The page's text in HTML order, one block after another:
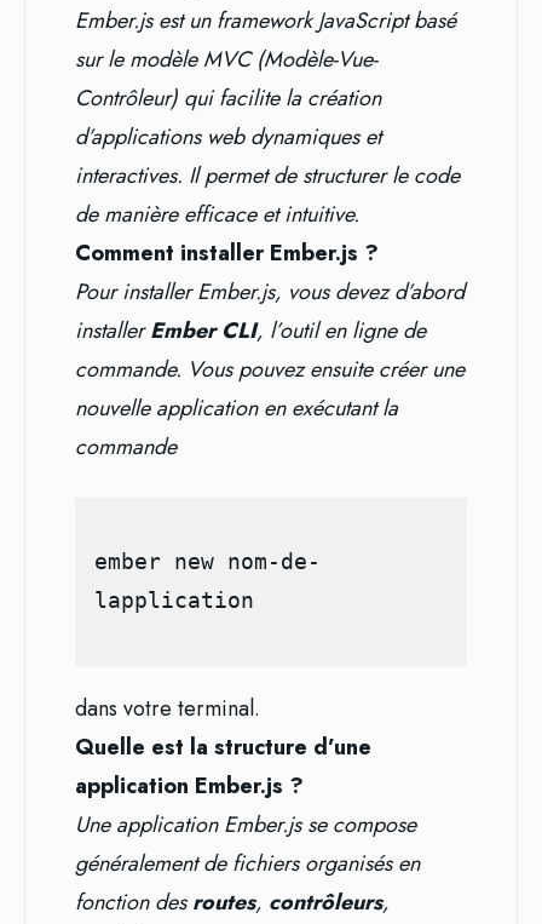
Ember.js est un framework JavaScript basé
sur le modèle MVC (Modèle-Vue-
Contrôleur) qui facilite la création
d’applications web dynamiques et
interactives. Il permet de structurer le code
de manière efficace et intuitive.
Comment installer Ember.js ?
Pour installer Ember.js, vous devez d’abord
installerEmber CLI, l’outil en ligne de
commande. Vous pouvez ensuite créer une
nouvelle application en exécutant la
commande
ember new nom-de-
dans votre terminal.
Quelle est la structure d’une
application Ember.js ?
Une application Ember.js se compose
généralement de fichiers organisés en
fonction desroutes, contrôleurs,